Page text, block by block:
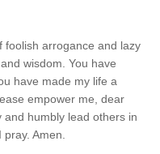
foolish arrogance and lazy
wisdom. You have
have made my life a
empower me, dear
humbly lead others in
Amen.